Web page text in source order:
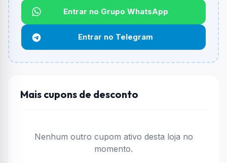
Não informado ou sem limite.
Funciona em qualquer produto?
Não necessariamente. Depende de itens participantes
e alguns vendedores ou produtos especificos podem
não aceitar cupons.
Entrar no Grupo WhatsApp
Entrar no Telegram
Mais cupons de desconto
Nenhum outro cupom ativo desta loja no
momento.